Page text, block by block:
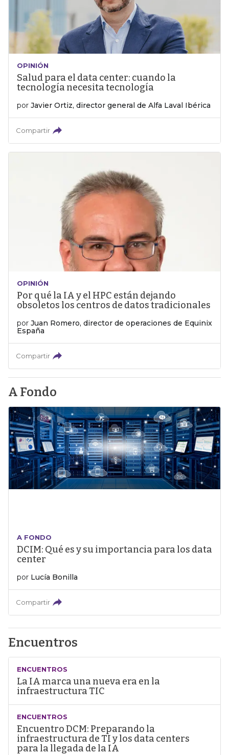
OPINIÓN
Salud para el data center: cuando la
tecnología necesita tecnología
por Javier Ortiz, director general de Alfa Laval Ibérica
Compartir
OPINIÓN
Por qué la IA y el HPC están dejando
obsoletos los centros de datos tradicionales
por Juan Romero, director de operaciones de Equinix
España
Compartir
A Fondo
A FONDO
DCIM: Qué es y su importancia para los data
center
por Lucía Bonilla
Compartir
Encuentros
ENCUENTROS
La IA marca una nueva era en la
infraestructura TIC
ENCUENTROS
Encuentro DCM: Preparando la
infraestructura de TI y los data centers
para la llegada de la IA